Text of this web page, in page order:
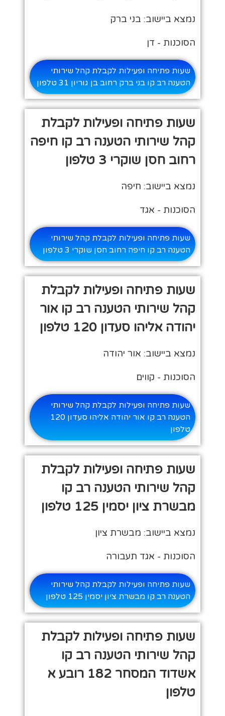
נמצא ביישוב: בני ברק
הסוכנות - דן
שעות פתיחה ופעילות לקבלת קהל שירותי
הטענה רב קו בני ברק רחוב בן גוריון 31 טלפון
שעות פתיחה ופעילות לקבלת
קהל שירותי הטענה רב קו חיפה
רחוב חסן שוקרי 3 טלפון
נמצא ביישוב: חיפה
הסוכנות - אגד
שעות פתיחה ופעילות לקבלת קהל שירותי
הטענה רב קו חיפה רחוב חסן שוקרי 3 טלפון
שעות פתיחה ופעילות לקבלת
קהל שירותי הטענה רב קו אור
יהודה אליהו סעדון 120 טלפון
נמצא ביישוב: אור יהודה
הסוכנות - קווים
שעות פתיחה ופעילות לקבלת קהל שירותי
הטענה רב קו אור יהודה אליהו סעדון 120
טלפון
שעות פתיחה ופעילות לקבלת
קהל שירותי הטענה רב קו
מבשרת ציון יסמין 125 טלפון
נמצא ביישוב: מבשרת ציון
הסוכנות - אגד תעבורה
שעות פתיחה ופעילות לקבלת קהל שירותי
הטענה רב קו מבשרת ציון יסמין 125 טלפון
שעות פתיחה ופעילות לקבלת
קהל שירותי הטענה רב קו
אשדוד המסחר 182 רובע א
טלפון